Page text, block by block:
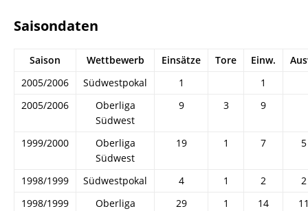
Saisondaten
Saison Wettbewerb Einsätze Tore Einw.
2005/2006
Südwestpokal 1
1
2005/2006
Oberliga
Südwest
9 3 9
1999/2000
Oberliga
Südwest
19 1 7 5
1998/1999 Südwestpokal 4 1 2
2
1998/1999
Oberliga
29 1 14